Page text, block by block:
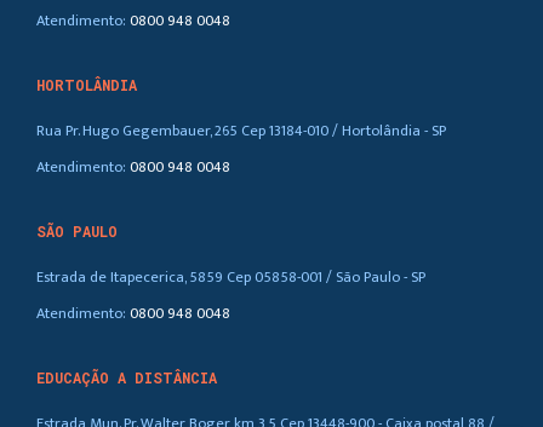
Atendimento:0800 948 0048
HORTOLÂNDIA
Rua Pr. Hugo Gegembauer, 265 Cep 13184-010 / Hortolândia - SP
Atendimento:0800 948 0048
SÃO PAULO
Estrada de Itapecerica, 5859 Cep 05858-001 / São Paulo - SP
Atendimento:0800 948 0048
EDUCAÇÃO A DISTÂNCIA